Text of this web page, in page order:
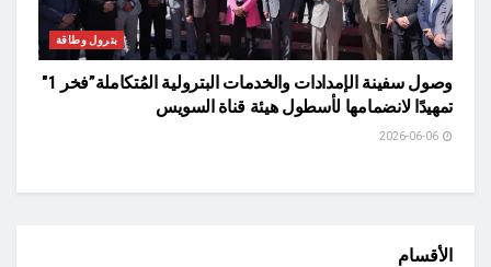
بترول وطاقة
وصول سفينة الإمدادات والخدمات البترولية المُتكاملة”فخر 1″
تمهيدًا لانضمامها لأسطول هيئة قناة السويس
الأقسام